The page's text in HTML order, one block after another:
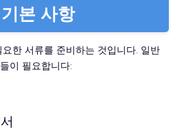
본 사항
한 서류를 준비하는 것입니다. 일반
이 필요합니다: